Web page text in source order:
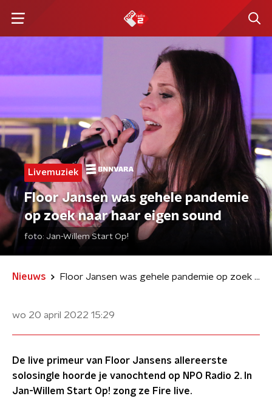
Livemuziek
Floor Jansen was gehele pandemie
op zoek naar haar eigen sound
foto: Jan-Willem Start Op!
Nieuws Floor Jansen was gehele pandemie op zoek naar haar eigen sound
wo 20 april 2022 15:29
De live primeur van Floor Jansens allereerste
solosingle hoorde je vanochtend op NPO Radio 2. In
Jan-Willem Start Op! zong ze Fire live.